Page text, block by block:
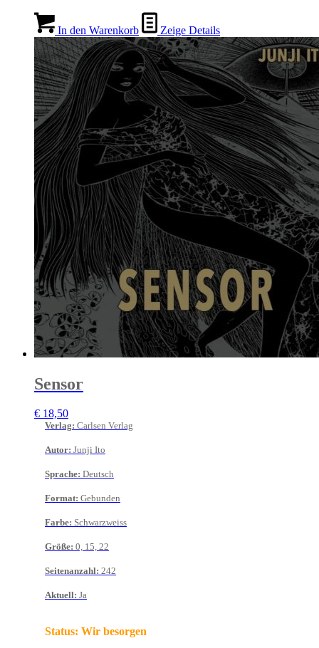
In den Warenkorb Zeige Details
Sensor
€ 18,50
Verlag: Carlsen Verlag
Autor: Junji Ito
Sprache: Deutsch
Format: Gebunden
Farbe: Schwarzweiss
Größe: 0, 15, 22
Seitenanzahl: 242
Aktuell: Ja
Status: Wir besorgen